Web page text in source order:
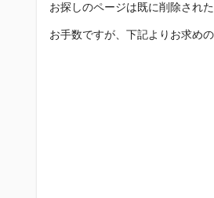
お探しのページは既に削除され
お手数ですが、下記よりお求め